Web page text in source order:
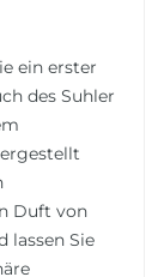
ein erster
des Suhler
Duft von
lassen Sie